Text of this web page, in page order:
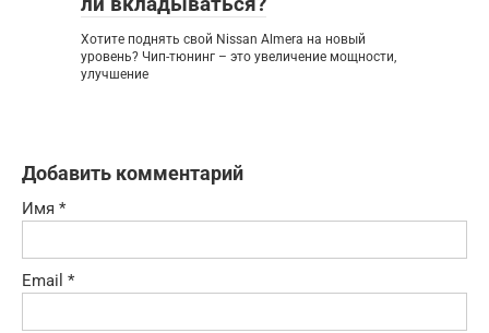
Хотите поднять свой Nissan Almera на новый
уровень? Чип-тюнинг – это увеличение мощности,
улучшение
Добавить комментарий
Имя *
Email *